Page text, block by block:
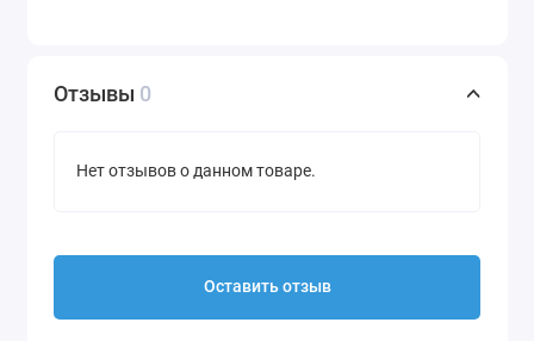
Отзывы 0
Нет отзывов о данном товаре.
Оставить отзыв